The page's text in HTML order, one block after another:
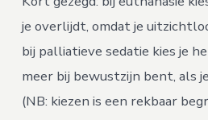
je overlijdt, omdat je
bij palliatieve sedatie kies je
meer bij bewustzijn bent, als
(NB: kiezen is een rekbaar